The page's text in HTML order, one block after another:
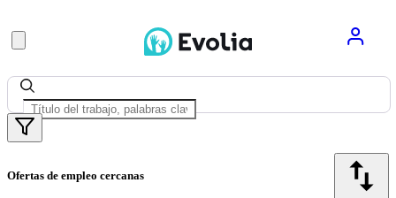
Ofertas de empleo cercanas